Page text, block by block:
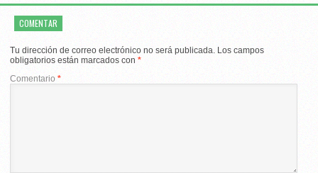
COMENTAR
Tu dirección de correo electrónico no será publicada. Los campos
obligatorios están marcados con *
Comentario *